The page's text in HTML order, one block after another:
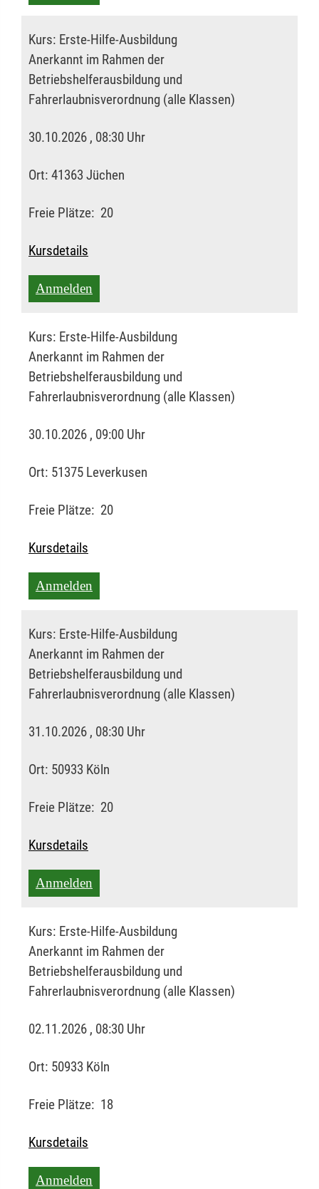
Kurs: Erste-Hilfe-Ausbildung
Anerkannt im Rahmen der
Betriebshelferausbildung und
Fahrerlaubnisverordnung (alle Klassen)
30.10.2026 , 08:30 Uhr
Ort: 41363 Jüchen
Freie Plätze: 20
Kursdetails
Anmelden
Kurs: Erste-Hilfe-Ausbildung
Anerkannt im Rahmen der
Betriebshelferausbildung und
Fahrerlaubnisverordnung (alle Klassen)
30.10.2026 , 09:00 Uhr
Ort: 51375 Leverkusen
Freie Plätze: 20
Kursdetails
Anmelden
Kurs: Erste-Hilfe-Ausbildung
Anerkannt im Rahmen der
Betriebshelferausbildung und
Fahrerlaubnisverordnung (alle Klassen)
31.10.2026 , 08:30 Uhr
Ort: 50933 Köln
Freie Plätze: 20
Kursdetails
Anmelden
Kurs: Erste-Hilfe-Ausbildung
Anerkannt im Rahmen der
Betriebshelferausbildung und
Fahrerlaubnisverordnung (alle Klassen)
02.11.2026 , 08:30 Uhr
Ort: 50933 Köln
Freie Plätze: 18
Kursdetails
Anmelden